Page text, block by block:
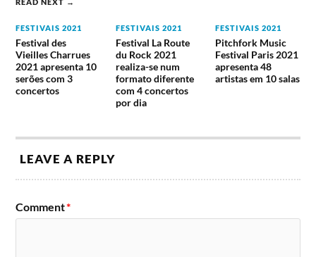
READ NEXT →
FESTIVAIS 2021
Festival des
Vieilles Charrues
2021 apresenta 10
serões com 3
concertos
FESTIVAIS 2021
Festival La Route
du Rock 2021
realiza-se num
formato diferente
com 4 concertos
por dia
FESTIVAIS 2021
Pitchfork Music
Festival Paris 2021
apresenta 48
artistas em 10 salas
LEAVE A REPLY
Comment*